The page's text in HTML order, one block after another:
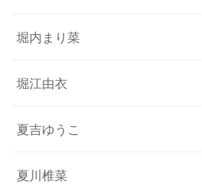
堀内まり菜
堀江由衣
夏吉ゆうこ
夏川椎菜